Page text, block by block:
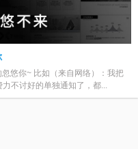
悠你~ 比如（来自网络）：我把
不讨好的单独通知了，都...